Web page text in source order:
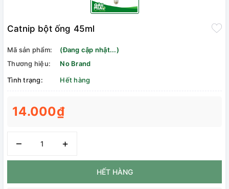
Catnip bột ống 45ml
Mã sản phẩm:
(Đang cập nhật...)
Thương hiệu:
No Brand
Tình trạng:
Hết hàng
14.000₫
– +
HẾT HÀNG